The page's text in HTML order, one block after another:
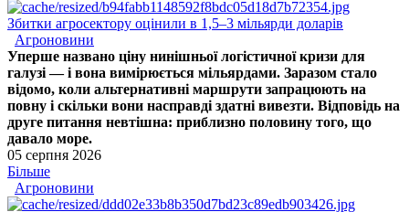
Збитки агросектору оцінили в 1,5–3 мільярди доларів
Агроновини
Уперше названо ціну нинішньої логістичної кризи для
галузі — і вона вимірюється мільярдами. Заразом стало
відомо, коли альтернативні маршрути запрацюють на
повну і скільки вони насправді здатні вивезти. Відповідь на
друге питання невтішна: приблизно половину того, що
давало море.
05 серпня 2026
Більше
Агроновини